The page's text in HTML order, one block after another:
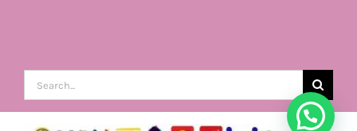
Buscar: